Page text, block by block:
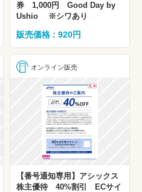
券 1,000円 Good Day by
Ushio ※シワあり
販売価格 : 920円
オンライン販売
【番号通知専用】アシックス
株主優待 40%割引 ECサイ